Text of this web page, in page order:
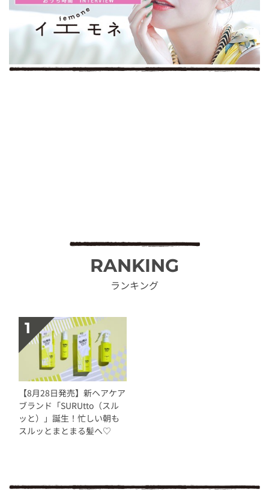
RANKING
ランキング
【8月28日発売】新ヘアケア
ブランド「SURUtto（スル
ッと）」誕生！忙しい朝も
スルッとまとまる髪へ♡